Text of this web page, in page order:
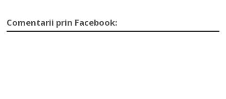
Comentarii prin Facebook: